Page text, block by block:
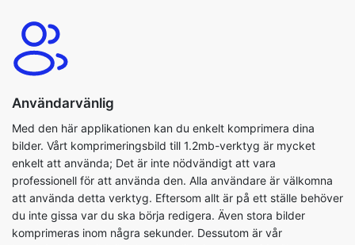
Användarvänlig
Med den här applikationen kan du enkelt komprimera dina
enkelt att använda; Det är inte nödvändigt att vara
professionell för att använda den. Alla användare är välkomna
att använda detta verktyg. Eftersom allt är på ett ställe behöver
du inte gissa var du ska börja redigera. Även stora bilder
komprimeras inom några sekunder. Dessutom är vår
komprimeringsbild till 1.2mb-applikation annonsfri, vilket ger
slutanvändaren en mer härlig användarupplevelse.